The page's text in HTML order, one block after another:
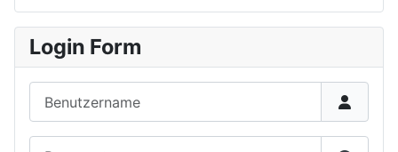
Login Form